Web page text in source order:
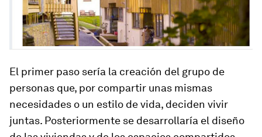
El primer paso sería la creación del grupo de
personas que, por compartir unas mismas
necesidades o un estilo de vida, deciden vivir
juntas. Posteriormente se desarrollaría el diseño